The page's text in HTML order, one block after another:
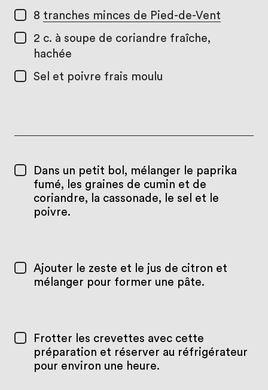
8 tranches minces de Pied-de-Vent
2 c. à soupe de coriandre fraîche,
hachée
Sel et poivre frais moulu
Dans un petit bol, mélanger le paprika
fumé, les graines de cumin et de
coriandre, la cassonade, le sel et le
poivre.
Ajouter le zeste et le jus de citron et
mélanger pour former une pâte.
Frotter les crevettes avec cette
préparation et réserver au réfrigérateur
pour environ une heure.